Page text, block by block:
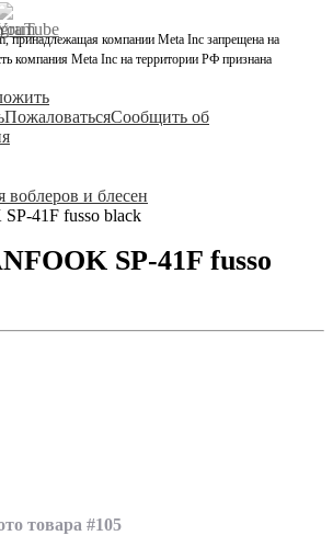
принадлежащая компании Meta Inc запрещена на
компания Meta Inc на территории РФ признана
ПожаловатьсяСообщить об
и блесен
41F fusso black
SP-41F fusso